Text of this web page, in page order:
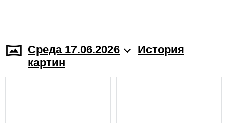
Среда 17.06.2026
История
картин